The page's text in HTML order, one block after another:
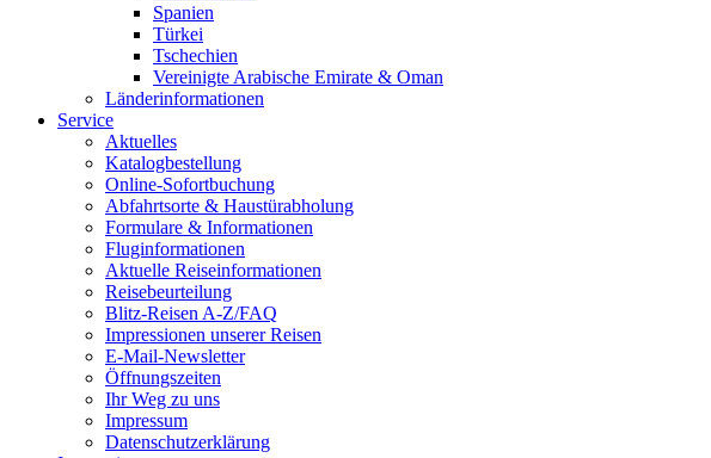
Spanien
Türkei
Tschechien
Vereinigte Arabische Emirate & Oman
Länderinformationen
Service
Aktuelles
Katalogbestellung
Online-Sofortbuchung
Abfahrtsorte & Haustürabholung
Formulare & Informationen
Fluginformationen
Aktuelle Reiseinformationen
Reisebeurteilung
Blitz-Reisen A-Z/FAQ
Impressionen unserer Reisen
E-Mail-Newsletter
Öffnungszeiten
Ihr Weg zu uns
Impressum
Datenschutzerklärung